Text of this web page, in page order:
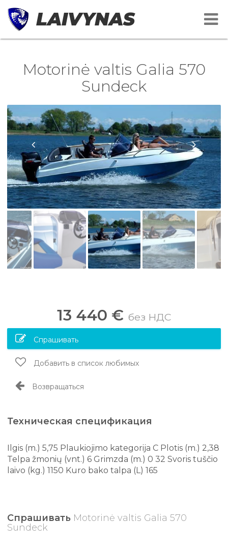
LAIVYNAS
Motorinė valtis Galia 570
Sundeck
13 440 € без НДС
Спрашивать
Добавить в список любимых
Возвращаться
Техническая спецификация
Ilgis (m.) 5,75 Plaukiojimo kategorija C Plotis (m.) 2,38
Telpa žmonių (vnt.) 6 Grimzda (m.) 0 32 Svoris tuščio
laivo (kg.) 1150 Kuro bako talpa (L) 165
Спрашивать Motorinė valtis Galia 570
Sundeck